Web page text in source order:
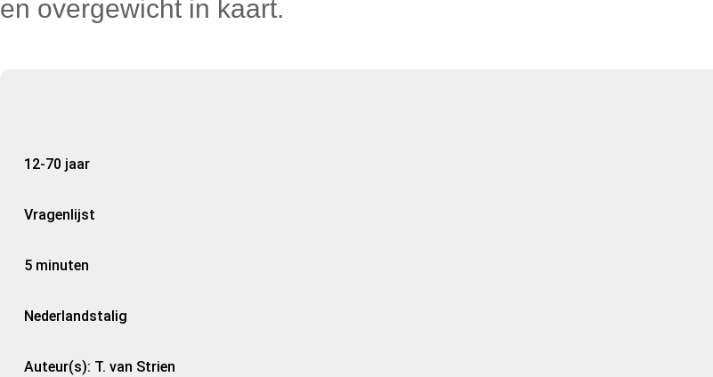
en overgewicht in kaart.
12-70 jaar
Vragenlijst
5 minuten
Nederlandstalig
Auteur(s): T. van Strien